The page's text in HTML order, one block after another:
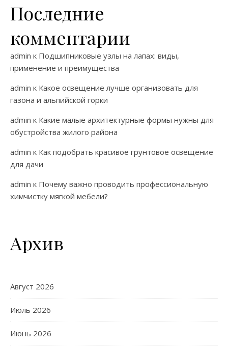
Последние
комментарии
admin к Подшипниковые узлы на лапах: виды,
применение и преимущества
admin к Какое освещение лучше организовать для
газона и альпийской горки
admin к Какие малые архитектурные формы нужны для
обустройства жилого района
admin к Как подобрать красивое грунтовое освещение
для дачи
admin к Почему важно проводить профессиональную
химчистку мягкой мебели?
Архив
Август 2026
Июль 2026
Июнь 2026